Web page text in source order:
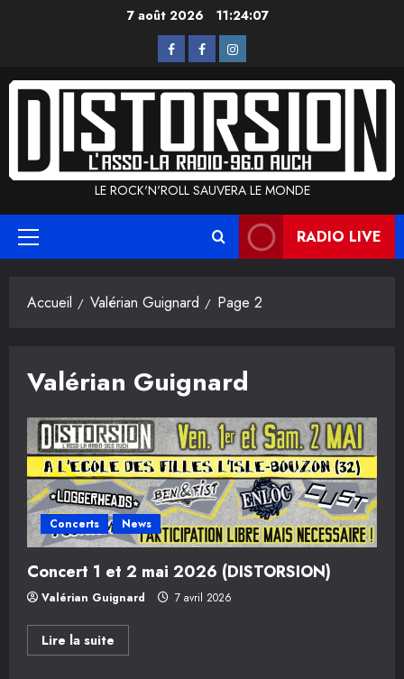
7 août 2026 11:24:07
L’Asso
La
Instagram
LE ROCK'N'ROLL SAUVERA LE MONDE
Menu
RADIO LIVE
Accueil Valérian Guignard Page 2
Valérian Guignard
Concerts News
Concert 1 et 2 mai 2026 (DISTORSION)
Valérian Guignard 7 avril 2026
Lire la suite
savoir